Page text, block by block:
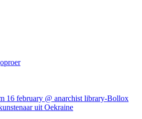
16 february @ anarchist library-Bollox
uit Oekraine